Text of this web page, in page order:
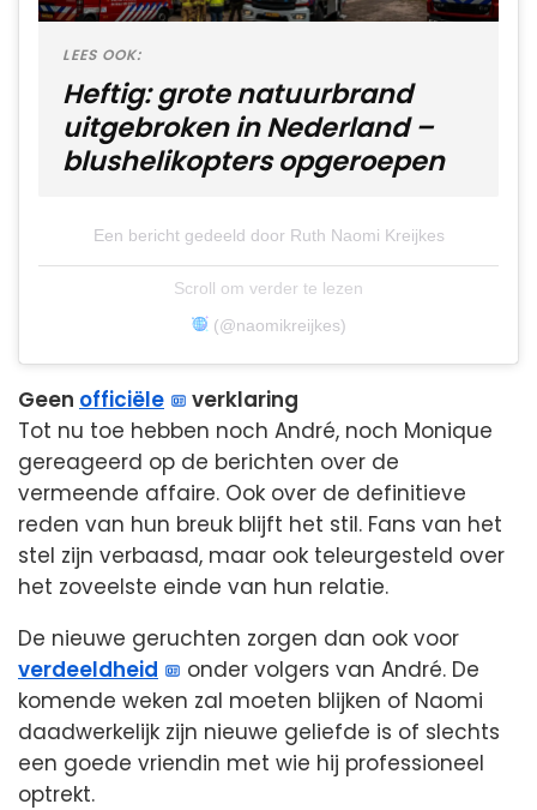
LEES OOK:
Heftig: grote natuurbrand
uitgebroken in Nederland –
blushelikopters opgeroepen
Een bericht gedeeld door Ruth Naomi Kreijkes
Scroll om verder te lezen
(@naomikreijkes)
Geen officiële
verklaring
Tot nu toe hebben noch André, noch Monique
gereageerd op de berichten over de
vermeende affaire. Ook over de definitieve
reden van hun breuk blijft het stil. Fans van het
stel zijn verbaasd, maar ook teleurgesteld over
het zoveelste einde van hun relatie.
De nieuwe geruchten zorgen dan ook voor
verdeeldheid
onder volgers van André. De
komende weken zal moeten blijken of Naomi
daadwerkelijk zijn nieuwe geliefde is of slechts
een goede vriendin met wie hij professioneel
optrekt.